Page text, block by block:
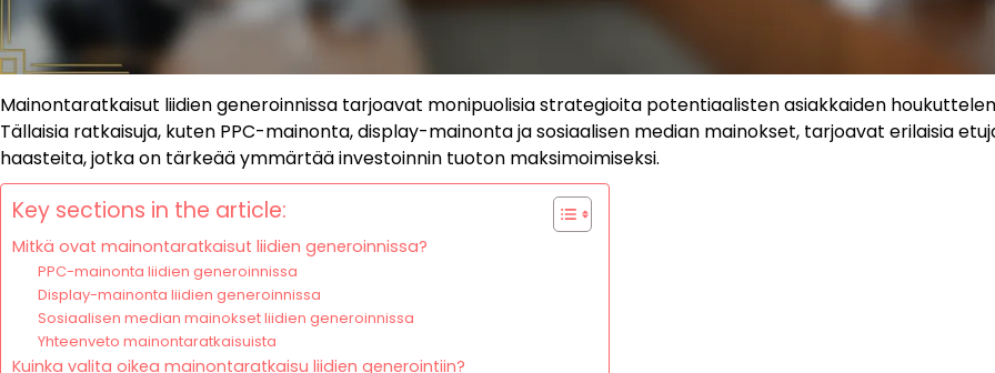
Mainontaratkaisut liidien generoinnissa tarjoavat monipuolisia strategioita potentiaalisten asiakkaiden
Tällaisia ratkaisuja, kuten PPC-mainonta, display-mainonta ja sosiaalisen median mainokset, tarjoavat erilaisia
haasteita, jotka on tärkeää ymmärtää investoinnin tuoton maksimoimiseksi.
Key sections in the article:
Mitkä ovat mainontaratkaisut liidien generoinnissa?
PPC-mainonta liidien generoinnissa
Display-mainonta liidien generoinnissa
Sosiaalisen median mainokset liidien generoinnissa
Yhteenveto mainontaratkaisuista
Kuinka valita oikea mainontaratkaisu liidien generointiin?